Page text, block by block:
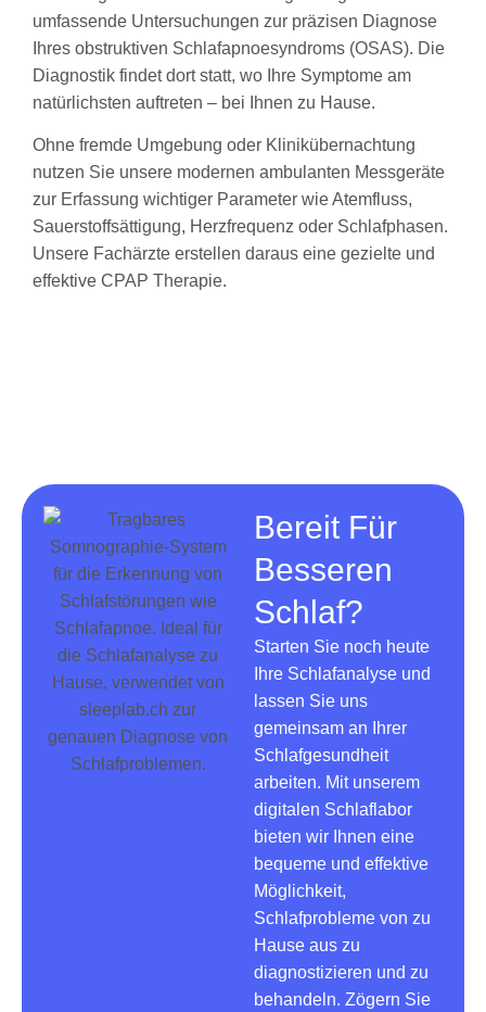
umfassende Untersuchungen zur präzisen Diagnose
Ihres obstruktiven Schlafapnoesyndroms (OSAS). Die
Diagnostik findet dort statt, wo Ihre Symptome am
natürlichsten auftreten – bei Ihnen zu Hause.
Ohne fremde Umgebung oder Klinikübernachtung
nutzen Sie unsere modernen ambulanten Messgeräte
zur Erfassung wichtiger Parameter wie Atemfluss,
Sauerstoffsättigung, Herzfrequenz oder Schlafphasen.
Unsere Fachärzte erstellen daraus eine gezielte und
effektive CPAP Therapie.
Bereit Für
Besseren
Schlaf?
Starten Sie noch heute
Ihre Schlafanalyse und
lassen Sie uns
gemeinsam an Ihrer
Schlafgesundheit
arbeiten. Mit unserem
digitalen Schlaflabor
bieten wir Ihnen eine
bequeme und effektive
Möglichkeit,
Schlafprobleme von zu
Hause aus zu
diagnostizieren und zu
behandeln. Zögern Sie